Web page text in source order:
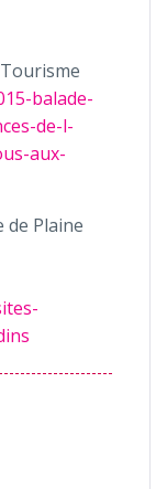
balade-
de-l-
aux-
de Plaine